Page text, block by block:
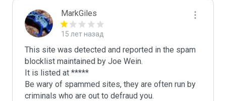
MarkGiles
15 лет назад
This site was detected and reported in the spam
blocklist maintained by Joe Wein.
It is listed at *****
Be wary of spammed sites, they are often run by
criminals who are out to defraud you.